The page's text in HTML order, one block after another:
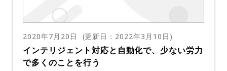
デジタル体験で顧客を満足させることができま
す。
予定されている場合でも、あらゆる組織が積極
考えています。積極的になるとは、技術スタッ
フとビジネススタッフの両方にデジタルサービ
スを活用するためのツールを提供し、問題が発
積極的なインシデント対応に関する新機能とア
ップデートされた機能により、すべてのチーム
にデジタルサービスとその依存関係、ハイパー
ケアを提供し、収益に影響する危機になる前に
サービスプロファイルを使用すると、エンジニ
アリングマネージャーと対応者はランブック、
2020年7月20日 (更新日： 2022年3月10日 )
インテリジェント対応と自動化で、少ない労力
で多くのことを行う